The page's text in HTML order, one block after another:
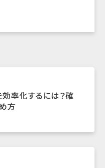
率化するには？確
方